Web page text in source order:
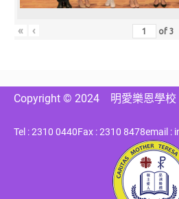
« ‹ of3
Copyright © 2024 明愛樂恩學校
Tel : 2310 0440Fax : 2310 8478email :